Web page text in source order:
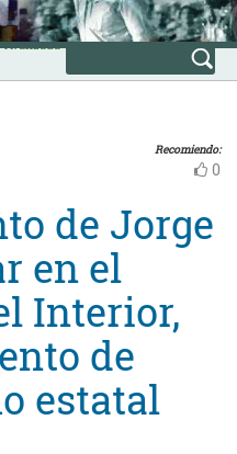
Avanzada
Recomiendo:
0
de Jorge
en el
Interior,
de
estatal